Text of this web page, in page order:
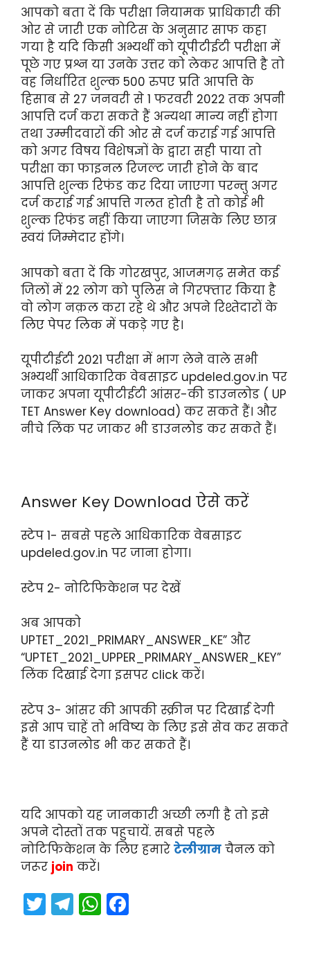
आपको बता दें कि परीक्षा नियामक प्राधिकारी की
ओर से जारी एक नोटिस के अनुसार साफ कहा
गया है यदि किसी अभ्यर्थी को यूपीटीईटी परीक्षा में
पूछे गए प्रश्न या उनके उत्तर को लेकर आपत्ति है तो
वह निर्धारित शुल्क 500 रुपए प्रति आपत्ति के
हिसाब से 27 जनवरी से 1 फरवरी 2022 तक अपनी
आपत्ति दर्ज करा सकते हैं अन्यथा मान्य नहीं होगा
तथा उम्मीदवारों की ओर से दर्ज कराई गई आपत्ति
को अगर विषय विशेषज्ञों के द्वारा सही पाया तो
परीक्षा का फाइनल रिजल्ट जारी होने के बाद
आपत्ति शुल्क रिफंड कर दिया जाएगा परन्तु अगर
दर्ज कराई गई आपत्ति गलत होती है तो कोई भी
शुल्क रिफंड नहीं किया जाएगा जिसके लिए छात्र
स्वयं जिम्मेदार होंगे।
आपको बता दें कि गोरखपुर, आजमगढ़ समेत कई
जिलों में 22 लोग को पुलिस ने गिरफ्तार किया है
वो लोग नक़ल करा रहे थे और अपने रिश्तेदारों के
लिए पेपर लिक में पकड़े गए है।
यूपीटीईटी 2021 परीक्षा में भाग लेने वाले सभी
अभ्यर्थी आधिकारिक वेबसाइट updeled.gov.in पर
जाकर अपना यूपीटीईटी आंसर-की डाउनलोड ( UP
TET Answer Key download) कर सकते हैं। और
नीचे लिंक पर जाकर भी डाउनलोड कर सकते हैं।
Answer Key Download ऐसे करें
स्टेप 1- सबसे पहले आधिकारिक वेबसाइट
updeled.gov.in पर जाना होगा।
स्टेप 2- नोटिफिकेशन पर देखें
अब आपको
UPTET_2021_PRIMARY_ANSWER_KE” और
“UPTET_2021_UPPER_PRIMARY_ANSWER_KEY”
लिंक दिखाई देगा इसपर click करें।
स्टेप 3- आंसर की आपकी स्क्रीन पर दिखाई देगी
इसे आप चाहें तो भविष्य के लिए इसे सेव कर सकते
हैं या डाउनलोड भी कर सकते हैं।
यदि आपको यह जानकारी अच्छी लगी है तो इसे
अपने दोस्तों तक पहुचायें. सबसे पहले
नोटिफिकेशन के लिए हमारे टेलीग्राम चैनल को
जरूर join करें।
T
w
T
el
W
h